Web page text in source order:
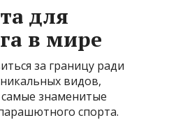
для
в мире
за границу ради
видов,
знаменитые
спорта.